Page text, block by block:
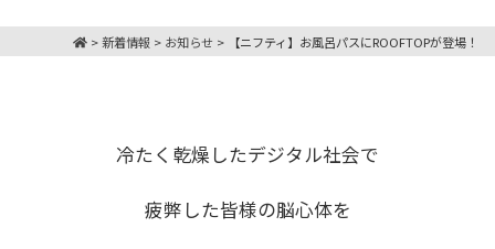
>新着情報 > お知らせ > 【ニフティ】お風呂パスにROOFTOPが登場！
冷たく乾燥したデジタル社会で
疲弊した皆様の脳心体を